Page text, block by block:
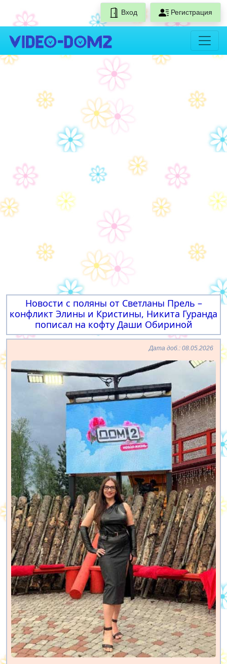
Вход Регистрация
Новости с поляны от Светланы Прель –
конфликт Элины и Кристины, Никита Гуранда
пописал на кофту Даши Обириной
Дата доб.: 08.05.2026